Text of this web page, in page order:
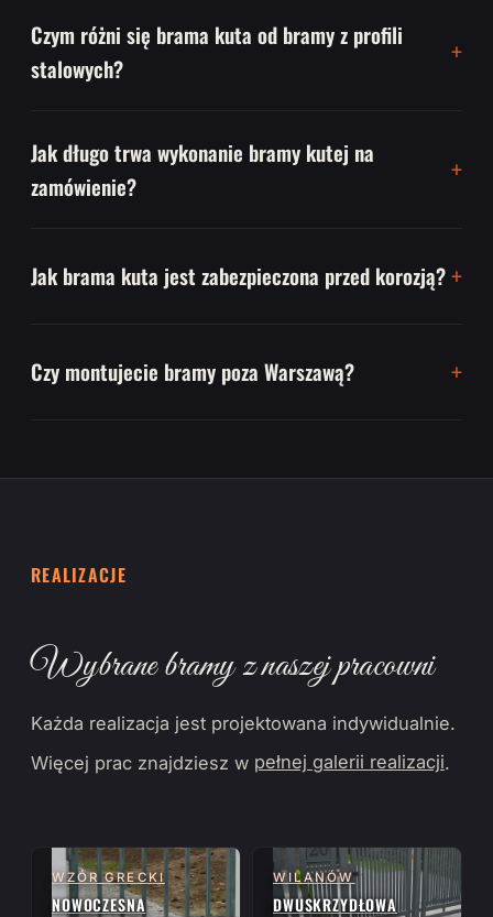
Czym różni się brama kuta od bramy z profili
stalowych?
Jak długo trwa wykonanie bramy kutej na
zamówienie?
Jak brama kuta jest zabezpieczona przed korozją?
Czy montujecie bramy poza Warszawą?
REALIZACJE
Wybrane bramy z naszej pracowni
Każda realizacja jest projektowana indywidualnie.
Więcej prac znajdziesz w pełnej galerii realizacji.
WZÓR GRECKI
NOWOCZESNA
WILANÓW
DWUSKRZYDŁOWA